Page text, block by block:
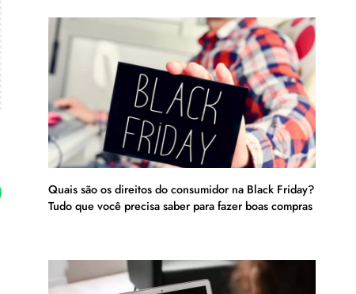
Quais são os direitos do consumidor na Black Friday?
Tudo que você precisa saber para fazer boas compras